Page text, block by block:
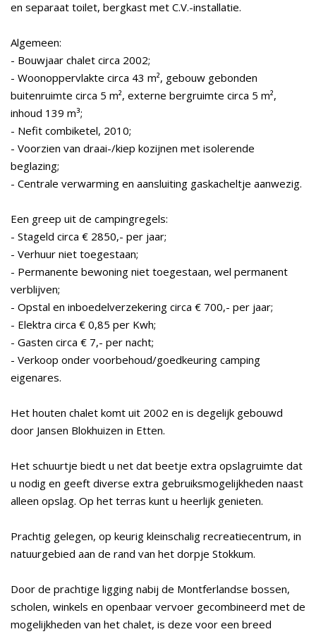
en separaat toilet, bergkast met C.V.-installatie.
Algemeen:
- Bouwjaar chalet circa 2002;
- Woonoppervlakte circa 43 m², gebouw gebonden
buitenruimte circa 5 m², externe bergruimte circa 5 m²,
inhoud 139 m³;
- Nefit combiketel, 2010;
- Voorzien van draai-/kiep kozijnen met isolerende
beglazing;
- Centrale verwarming en aansluiting gaskacheltje aanwezig.
Een greep uit de campingregels:
- Stageld circa € 2850,- per jaar;
- Verhuur niet toegestaan;
- Permanente bewoning niet toegestaan, wel permanent
verblijven;
- Opstal en inboedelverzekering circa € 700,- per jaar;
- Elektra circa € 0,85 per Kwh;
- Gasten circa € 7,- per nacht;
- Verkoop onder voorbehoud/goedkeuring camping
eigenares.
Het houten chalet komt uit 2002 en is degelijk gebouwd
door Jansen Blokhuizen in Etten.
Het schuurtje biedt u net dat beetje extra opslagruimte dat
u nodig en geeft diverse extra gebruiksmogelijkheden naast
alleen opslag. Op het terras kunt u heerlijk genieten.
Prachtig gelegen, op keurig kleinschalig recreatiecentrum, in
natuurgebied aan de rand van het dorpje Stokkum.
Door de prachtige ligging nabij de Montferlandse bossen,
scholen, winkels en openbaar vervoer gecombineerd met de
mogelijkheden van het chalet, is deze voor een breed